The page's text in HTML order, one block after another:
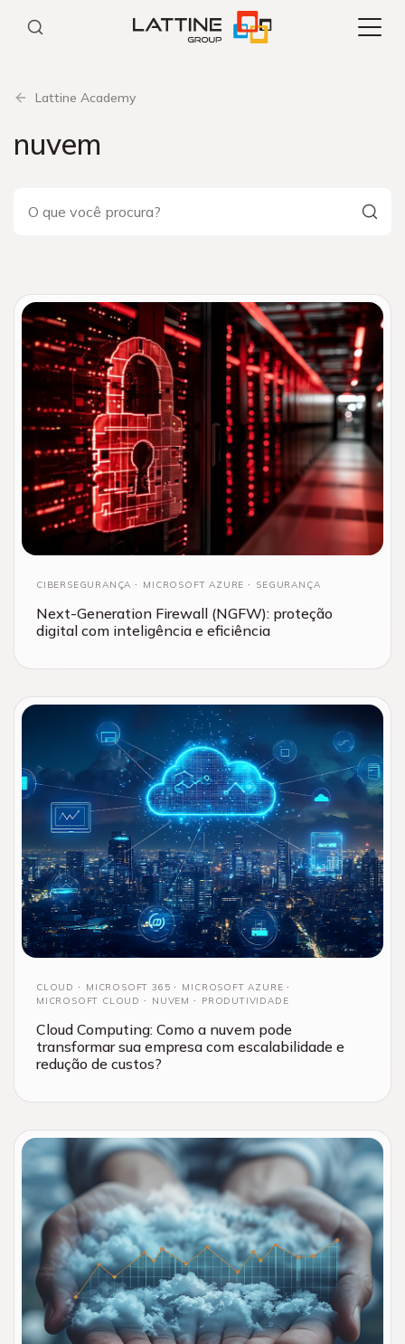
Lattine Academy
nuvem
CIBERSEGURANÇA MICROSOFT AZURE SEGURANÇA
Next-Generation Firewall (NGFW): proteção
digital com inteligência e eficiência
CLOUD MICROSOFT 365
MICROSOFT AZURE
MICROSOFT CLOUD
NUVEM PRODUTIVIDADE
Cloud Computing: Como a nuvem pode
transformar sua empresa com escalabilidade e
redução de custos?